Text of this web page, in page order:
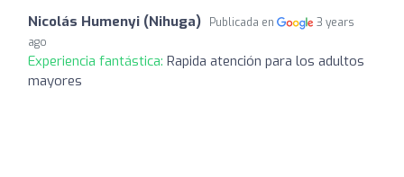
Nicolás Humenyi (Nihuga) Publicada en
3 years
ago
Experiencia fantástica: Rapida atención para los adultos
mayores